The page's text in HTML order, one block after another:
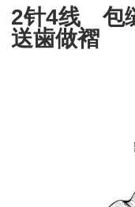
2针4线
送歯做褶